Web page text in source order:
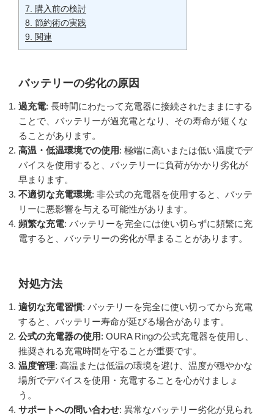
7. 購入前の検討
8. 節約術の実践
9. 関連
バッテリーの劣化の原因
過充電: 長時間にわたって充電器に接続されたままにする
ことで、バッテリーが過充電となり、その寿命が短くな
ることがあります。
高温・低温環境での使用: 極端に高いまたは低い温度でデ
バイスを使用すると、バッテリーに負荷がかかり劣化が
早まります。
不適切な充電環境: 非公式の充電器を使用すると、バッテ
リーに悪影響を与える可能性があります。
頻繁な充電: バッテリーを完全には使い切らずに頻繁に充
電すると、バッテリーの劣化が早まることがあります。
対処方法
適切な充電習慣: バッテリーを完全に使い切ってから充電
すると、バッテリー寿命が延びる場合があります。
公式の充電器の使用: OURA Ringの公式充電器を使用し、
推奨される充電時間を守ることが重要です。
温度管理: 高温または低温の環境を避け、温度が穏やかな
場所でデバイスを使用・充電することを心がけましょ
う。
サポートへの問い合わせ: 異常なバッテリー劣化が見られ